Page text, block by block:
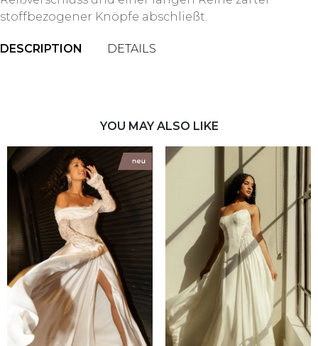
stoffbezogener Knöpfe abschließt.
DESCRIPTION DETAILS
YOU MAY ALSO LIKE